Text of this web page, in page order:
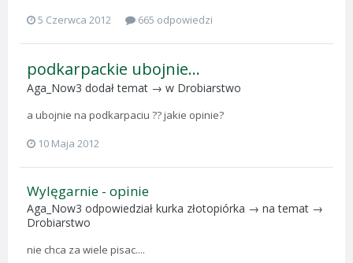
5 Czerwca 2012
665 odpowiedzi
podkarpackie ubojnie...
Aga_Now3 dodał temat → w Drobiarstwo
a ubojnie na podkarpaciu ?? jakie opinie?
10 Maja 2012
Wylęgarnie - opinie
Aga_Now3 odpowiedział kurka złotopiórka → na temat →
Drobiarstwo
nie chca za wiele pisac....